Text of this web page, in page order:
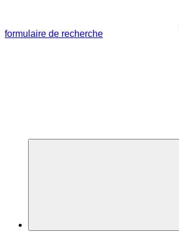
formulaire de recherche